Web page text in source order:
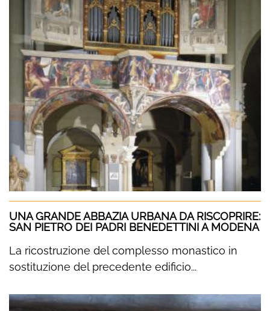
UNA GRANDE ABBAZIA URBANA DA RISCOPRIRE:
SAN PIETRO DEI PADRI BENEDETTINI A MODENA
La ricostruzione del complesso monastico in
sostituzione del precedente edificio...